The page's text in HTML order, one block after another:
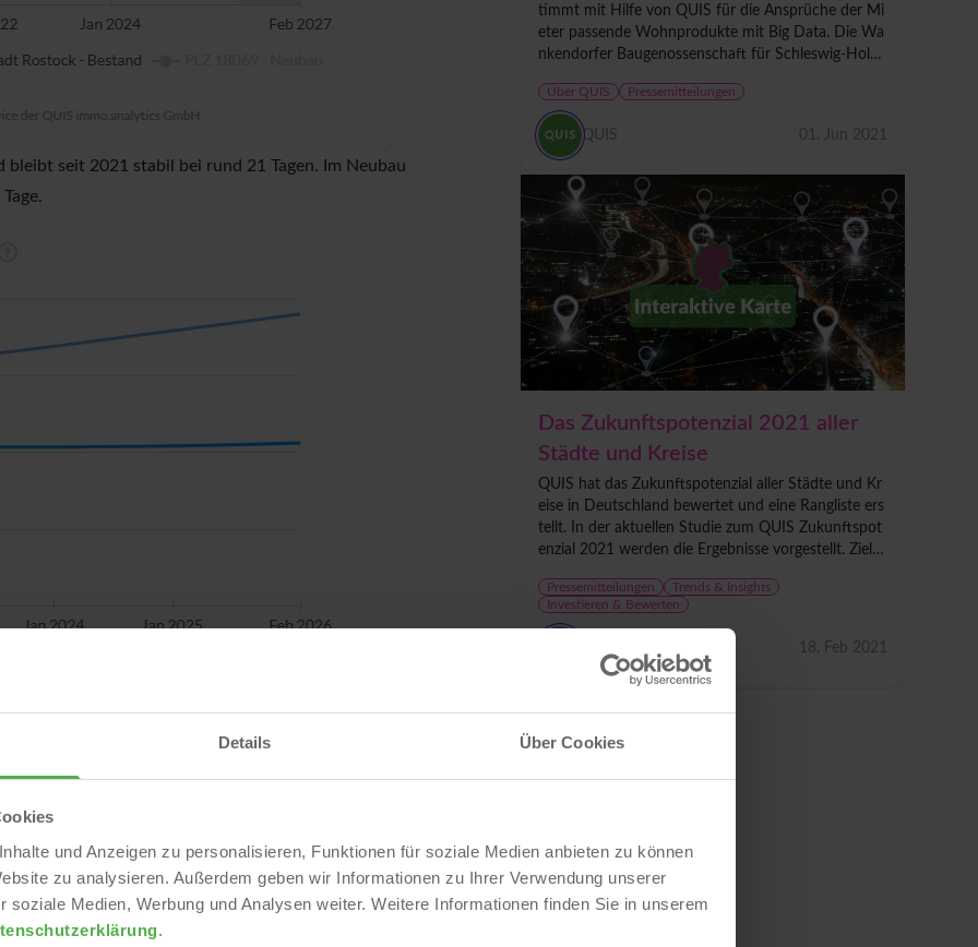
Details Über Cookies
und Anzeigen zu personalisieren, Funktionen für soziale Medien anbieten zu können
zu analysieren. Außerdem geben wir Informationen zu Ihrer Verwendung unserer
soziale Medien, Werbung und Analysen weiter. Weitere Informationen finden Sie in unserem
.
timmt mit Hilfe von QUIS für die Ansprüche der Mi
eter passende Wohnprodukte mit Big Data. Die Wa
nkendorfer Baugenossenschaft für Schleswig-Holst
Über QUIS Pressemitteilungen
QUIS 01. Jun 2021
Das Zukunftspotenzial 2021 aller
Städte und Kreise
QUIS hat das Zukunftspotenzial aller Städte und Kr
eise in Deutschland bewertet und eine Rangliste ers
tellt. In der aktuellen Studie zum QUIS Zukunftspot
enzial 2021 werden die Ergebnisse vorgestellt. Ziel d
Pressemitteilungen
Trends & Insights
Investieren & Bewerten
18. Feb 2021
seit 2021 stabil bei rund 21 Tagen. Im Neubau
deutlich an und lagen damals bei 4.090 €/m². Anfang
2027 wird ein leichter Anstieg auf 3.841 €/m²
2023 folgte ein Rückgang und seit 2024 eine